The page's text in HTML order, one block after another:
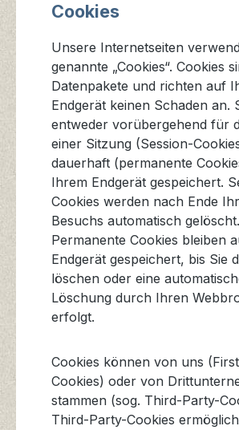
Cookies
Unsere Internetseiten
genannte „Cookies“. Cookies
Datenpakete und richten auf
Endgerät keinen Schaden an.
entweder vorübergehend für
einer Sitzung (Session-
dauerhaft (permanente
Ihrem Endgerät gespeichert.
Cookies werden nach Ende
Besuchs automatisch gelöscht.
Permanente Cookies bleiben
Endgerät gespeichert, bis Sie
löschen oder eine
Löschung durch Ihren
erfolgt.
Cookies können von uns
Cookies) oder von
stammen (sog. Third-Party-
Third-Party-Cookies